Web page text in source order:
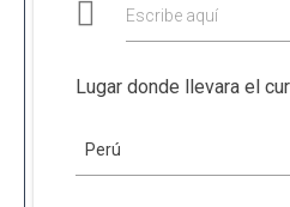
Escribe aquí
Lugar donde llevara el
Perú